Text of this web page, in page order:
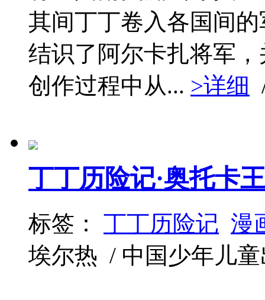
其间丁丁卷入各国间
结识了阿尔卡扎将军
创作过程中从... >详细
丁丁历险记·奥托卡
标签： 丁丁历险记 漫
埃尔热 / 中国少年儿